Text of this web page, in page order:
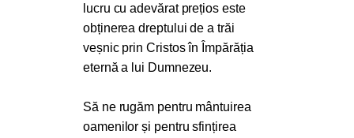
lucru cu adevărat prețios este
obținerea dreptului de a trăi
veșnic prin Cristos în Împărăția
eternă a lui Dumnezeu.
Să ne rugăm pentru mântuirea
oamenilor și pentru sfințirea